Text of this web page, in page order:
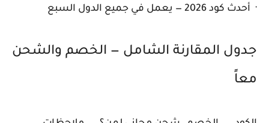
· أحدث كود 2026 — يعمل في جميع الدول السبع
جدول المقارنة الشامل — الخصم والشحن
معاً